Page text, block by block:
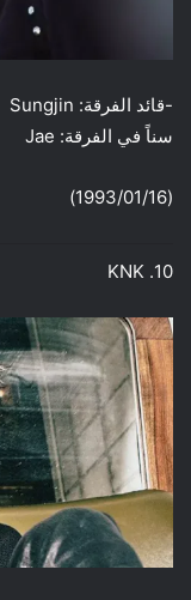
سناً في الفرقة: Jae
(1993/01/16) (1992/09/15)
10. KNK